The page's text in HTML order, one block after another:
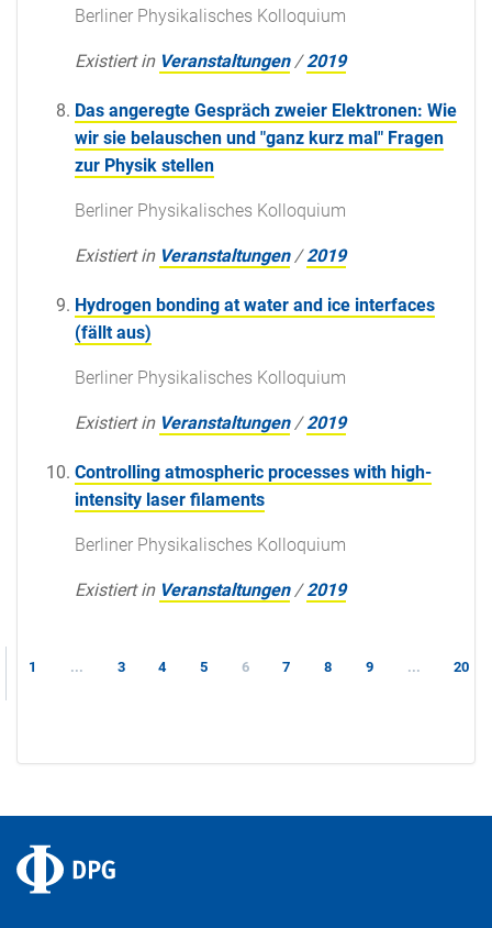
Berliner Physikalisches Kolloquium
Existiert in Veranstaltungen /2019
Das angeregte Gespräch zweier Elektronen: Wie
wir sie belauschen und "ganz kurz mal" Fragen
zur Physik stellen
Berliner Physikalisches Kolloquium
Existiert in Veranstaltungen /2019
Hydrogen bonding at water and ice interfaces
(fällt aus)
Berliner Physikalisches Kolloquium
Existiert in Veranstaltungen /2019
Controlling atmospheric processes with high-
intensity laser filaments
Berliner Physikalisches Kolloquium
Existiert in Veranstaltungen /2019
1 ... 3 4 5 6 7 8 9 ... 20